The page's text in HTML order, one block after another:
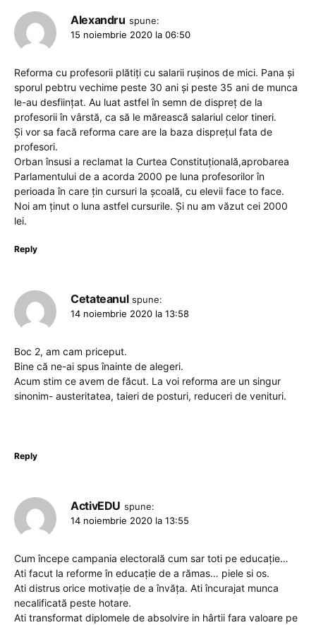
Alexandru spune:
15 noiembrie 2020 la 06:50
Reforma cu profesorii plătiți cu salarii rușinos de mici. Pana și
sporul pebtru vechime peste 30 ani și peste 35 ani de munca
le-au desființat. Au luat astfel în semn de dispreț de la
profesorii în vârstă, ca să le mărească salariul celor tineri.
Și vor sa facă reforma care are la baza disprețul fata de
profesori.
Orban însusi a reclamat la Curtea Constituțională,aprobarea
Parlamentului de a acorda 2000 pe luna profesorilor în
perioada în care țin cursuri la școală, cu elevii face to face.
Noi am ținut o luna astfel cursurile. Și nu am văzut cei 2000
lei.
Reply
Cetateanul spune:
14 noiembrie 2020 la 13:58
Boc 2, am cam priceput.
Bine că ne-ai spus înainte de alegeri.
Acum stim ce avem de făcut. La voi reforma are un singur
sinonim- austeritatea, taieri de posturi, reduceri de venituri.
Reply
ActivEDU spune:
14 noiembrie 2020 la 13:55
Cum începe campania electorală cum sar toti pe educație…
Ati facut la reforme în educație de a rămas… piele si os.
Ati distrus orice motivație de a învăța. Ati încurajat munca
necalificată peste hotare.
Ati transformat diplomele de absolvire in hârtii fara valoare pe